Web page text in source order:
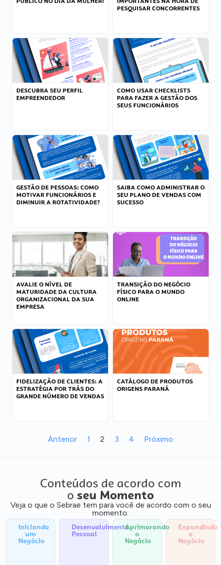
PESQUISAR CONCORRENTES
DESCUBRA SEU PERFIL
EMPREENDEDOR
COMO USAR CHECKLISTS
PARA FAZER A GESTÃO DOS
SEUS FUNCIONÁRIOS
GESTÃO DE PESSOAS: COMO
MOTIVAR FUNCIONÁRIOS E
DIMINUIR A ROTATIVIDADE?
SAIBA COMO ADMINISTRAR O
SEU PLANO DE VENDAS COM
SUCESSO
AVALIE O NÍVEL DE
MATURIDADE DA CULTURA
ORGANIZACIONAL DA SUA
EMPRESA
TRANSIÇÃO DO NEGÓCIO
FÍSICO PARA O MUNDO
ONLINE
FIDELIZAÇÃO DE CLIENTES: A
ESTRATÉGIA POR TRÁS DO
GRANDE NÚMERO DE VENDAS
CATÁLOGO DE PRODUTOS
ORIGENS PARANÁ
Anterior 1 2 3 4 Próximo
Conteúdos de acordo com
o seu Momento
Veja o que o Sebrae tem para você de acordo com o seu
momento:
Iniciando
um
Negócio
Desenvolvimento
Pessoal
Aprimorando
o
Negócio
Expandindo
o
Negócio